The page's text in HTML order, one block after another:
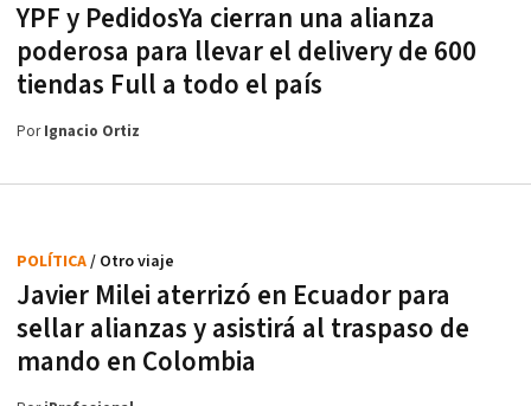
YPF y PedidosYa cierran una alianza
poderosa para llevar el delivery de 600
tiendas Full a todo el país
PorIgnacio Ortiz
Javier Milei aterrizó en Ecuador para
sellar alianzas y asistirá al traspaso de
mando en Colombia
POLÍTICA/ Otro viaje